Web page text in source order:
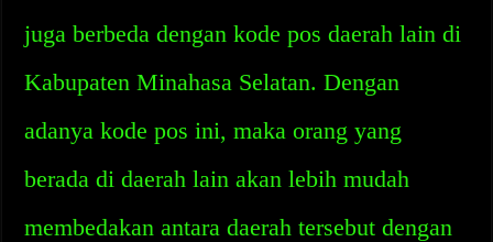
juga berbeda dengan kode pos daerah lain di
Kabupaten Minahasa Selatan. Dengan
adanya kode pos ini, maka orang yang
berada di daerah lain akan lebih mudah
membedakan antara daerah tersebut dengan